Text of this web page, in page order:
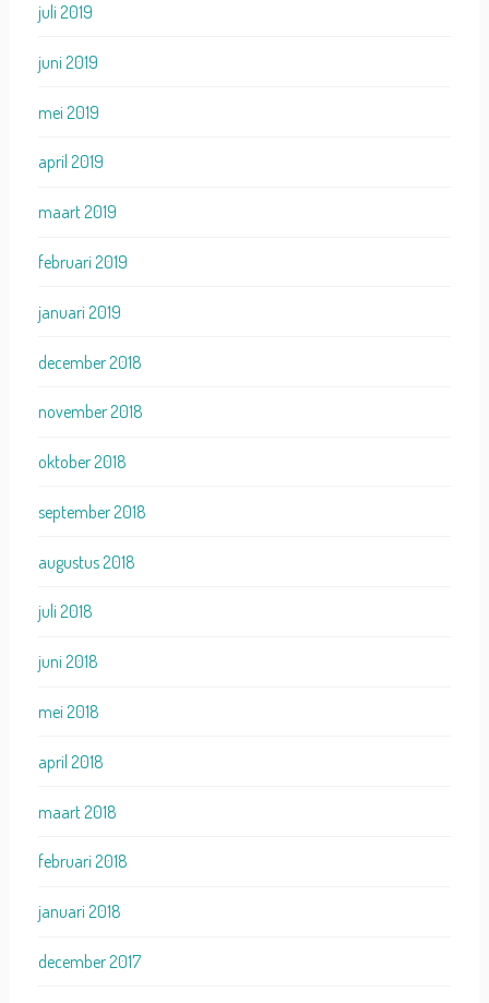
juli 2019
juni 2019
mei 2019
april 2019
maart 2019
februari 2019
januari 2019
december 2018
november 2018
oktober 2018
september 2018
augustus 2018
juli 2018
juni 2018
mei 2018
april 2018
maart 2018
februari 2018
januari 2018
december 2017